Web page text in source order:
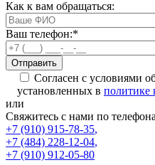
Как к вам обращаться:
Ваш телефон:*
Согласен с условиями
установленных в политике
или
Свяжитесь с нами по
+7 (910) 915-78-35,
+7 (484) 228-12-04,
+7 (910) 912-05-80